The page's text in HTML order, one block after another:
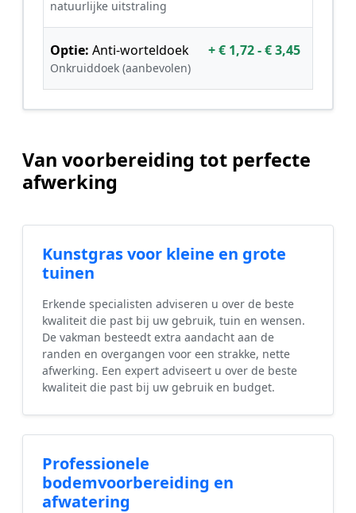
natuurlijke uitstraling
Optie: Anti-worteldoek
Onkruiddoek (aanbevolen)
+ € 1,72 - € 3,45
Van voorbereiding tot perfecte
afwerking
Kunstgras voor kleine en grote
tuinen
Erkende specialisten adviseren u over de beste
kwaliteit die past bij uw gebruik, tuin en wensen.
De vakman besteedt extra aandacht aan de
randen en overgangen voor een strakke, nette
afwerking. Een expert adviseert u over de beste
kwaliteit die past bij uw gebruik en budget.
Professionele
bodemvoorbereiding en
afwatering